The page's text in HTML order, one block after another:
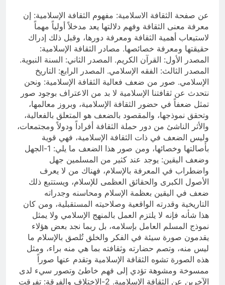
عن صفحة الثقافة الاسلامية: مفهوم الثقافة الإسلامية: إن
معرفة معنى الثقافة وفهم دلالتها يعد مدخلاً أولياً مهماً
لاستيعاب أهمية الثقافة ومعرفة دورها، وقبل ذلك إدراك
حقيقتها ومعرفة خصائصها. مصادر الثقافة الإسلامية:
المصدر الأول: القرآن الكريم. المصدر الثاني: السنة النبوية.
المصدر الثالث: الفقه الإسلامي. المصدر الرابع: التاريخ
الإسلامي. صور من ضعف فعالية الثقافة الإسلامية: ونحن
نتحدث عن ثقافتنا الإسلامية لا بد من الاعتراف بوجود صور
تمثل ضعفاً في حضور الثقافة الإسلامية، وبروز معالمها،
وتحقق نموذجها، والمقصود بالضعف هو المتعلق بالفعالية،
والأثر الناشئ من دور حملة الثقافة أفراداً ودولاً ومجتمعات،
وليس الضعف في ذات الثقافة الإسلامية، فهي قوية
بأصالتها وخصائها، ومن صور هذا الضعف ما يلي: 1-الجهل
وضعف اليقين: يوجد عند كثير من المسلمين جهل
واضطراب في المعرفة بالإسلام، فهناك من لا يعرف
الأصول الكبرى والحقائق العظمى للإسلام، ويستتبع ذلك
ضعف في اليقين بعظمة الإسلام ومحاسنه وجدراته
التاريخية وقدرته الواقعية وصلاحيته المستقبلية، ومن كان
هذا شأنه فإنه لا يلتزم العمل بالمنهج الإسلامي ولا يمثل
نموذج المسلم العامل بإسلامه، بل ربما نجد بعض هؤلاء
يقدمون صورة سيئة في الفكر والخلق تُلصق بالإسلام ما
ليس منه، وتصم حضارته وثقافته بما هي منه براء، ومثل
هذه الصورة تشوه الثقافة الإسلامية وتقدم عنها صوراً
ممسوخة ومشوهة تؤدي إلى فهم خاطئ وتصور سيء لدى
الآخرين عن الثقافة الإسلامية. 2-الاختلاف والفرقة: تفرقت